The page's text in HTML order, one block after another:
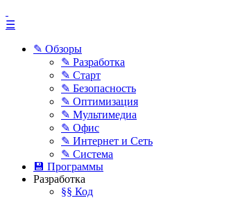
☰
✎ Обзоры
✎ Разработка
✎ Старт
✎ Безопасность
✎ Оптимизация
✎ Мультимедиа
✎ Офис
✎ Интернет и Сеть
✎ Система
💾 Программы
Разработка
§§ Код